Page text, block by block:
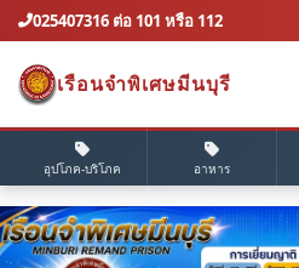
025407316 ต่อ 101 หรือ 112
เรือนจำพิเศษมีนบุรี
อุปโภค-บริโภค อาหาร